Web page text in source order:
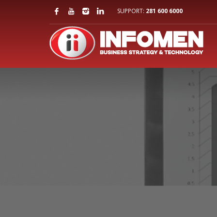
SUPPORT: 281 600 6000